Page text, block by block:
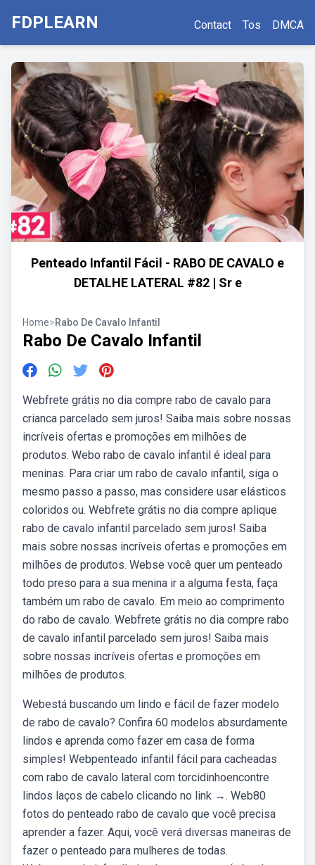
FDPLEARN Contact Tos DMCA
Penteado Infantil Fácil - RABO DE CAVALO e
DETALHE LATERAL #82 | Sr e
Home>Rabo De Cavalo Infantil
Rabo De Cavalo Infantil
Webfrete grátis no dia compre rabo de cavalo para
crianca parcelado sem juros! Saiba mais sobre nossas
incríveis ofertas e promoções em milhões de
produtos. Webo rabo de cavalo infantil é ideal para
meninas. Para criar um rabo de cavalo infantil, siga o
mesmo passo a passo, mas considere usar elásticos
coloridos ou. Webfrete grátis no dia compre aplique
rabo de cavalo infantil parcelado sem juros! Saiba
mais sobre nossas incríveis ofertas e promoções em
milhões de produtos. Webse você quer um penteado
todo preso para a sua menina ir a alguma festa, faça
também um rabo de cavalo. Em meio ao comprimento
do rabo de cavalo. Webfrete grátis no dia compre rabo
de cavalo infantil parcelado sem juros! Saiba mais
sobre nossas incríveis ofertas e promoções em
milhões de produtos.
Webestá buscando um lindo e fácil de fazer modelo
de rabo de cavalo? Confira 60 modelos absurdamente
lindos e aprenda como fazer em casa de forma
simples! Webpenteado infantil fácil para cacheadas
com rabo de cavalo lateral com torcidinhoencontre
lindos laços de cabelo clicando no link →. Web80
fotos do penteado rabo de cavalo que você precisa
aprender a fazer. Aqui, você verá diversas maneiras de
fazer o penteado para mulheres de todas.